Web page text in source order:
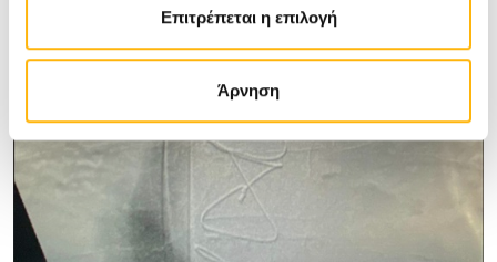
Επιτρέπεται η επιλογή
Άρνηση